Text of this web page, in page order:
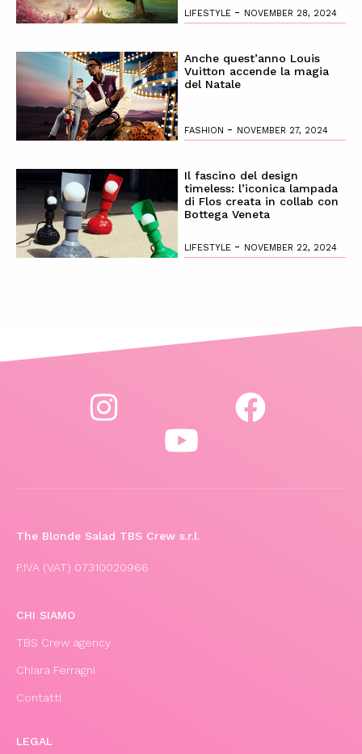
LIFESTYLE - NOVEMBER 28, 2024
Anche quest’anno Louis
Vuitton accende la magia
del Natale
FASHION - NOVEMBER 27, 2024
Il fascino del design
timeless: l’iconica lampada
di Flos creata in collab con
Bottega Veneta
LIFESTYLE - NOVEMBER 22, 2024
The Blonde Salad TBS Crew s.r.l.
P.IVA (VAT) 07310020966
CHI SIAMO
TBS Crew agency
Chiara Ferragni
Contatti
LEGAL